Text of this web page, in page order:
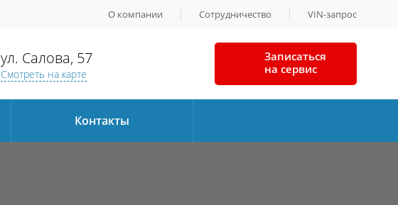
О компании Сотрудничество VIN-запрос
ул. Салова, 57
Смотреть на карте
Записаться
на сервис
Контакты